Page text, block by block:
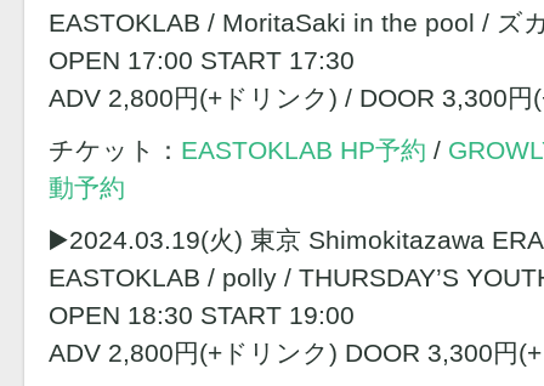
EASTOKLAB / MoritaSaki in the pool / ズ
OPEN 17:00 START 17:30
ADV 2,800円(+ドリンク) / DOOR 3,300円
チケット： EASTOKLAB HP予約 /
動予約
▶️2024.03.19(火) 東京 Shimokitazawa ERA
EASTOKLAB / polly / THURSDAY’S
OPEN 18:30 START 19:00
ADV 2,800円(+ドリンク) DOOR 3,300円